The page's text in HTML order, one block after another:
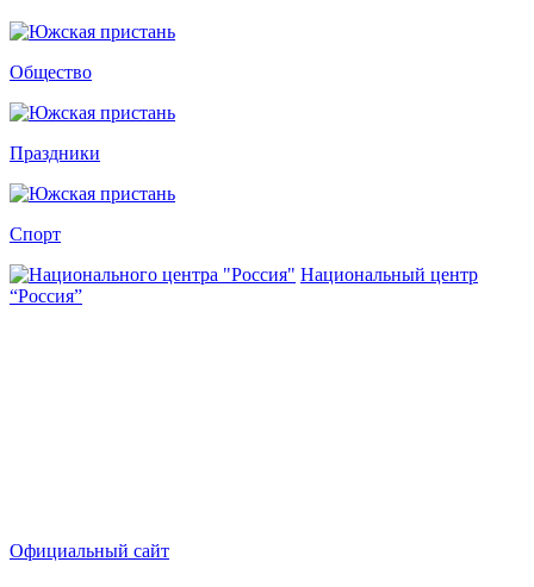
Общество
Праздники
Спорт
Национальный центр
“Россия”
Официальный сайт